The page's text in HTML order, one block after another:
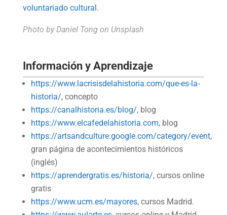
voluntariado cultural.
Photo byDaniel Tongon Unsplash
Información y Aprendizaje
https://www.lacrisisdelahistoria.com/que-es-la-
historia/, concepto
https://canalhistoria.es/blog/, blog
https://www.elcafedelahistoria.com, blog
https://artsandculture.google.com/category/event,
gran página de acontecimientos históricos
(inglés)
https://aprendergratis.es/historia/, cursos online
gratis
https://www.ucm.es/mayores, cursos Madrid.